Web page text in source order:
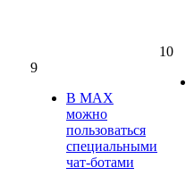
9
В МАХ
можно
пользоваться
специальными
чат-ботами
10